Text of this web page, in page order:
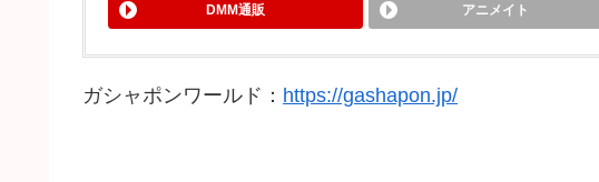
DMM通販 アニメイト
ガシャポンワールド： https://gashapon.jp/